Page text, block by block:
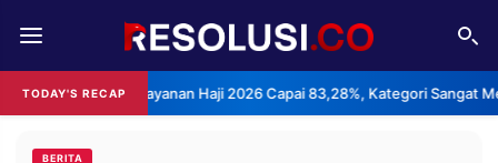
TODAY'S RECAP
Layanan Haji 2026 Capai 83,28%, Kategori Sangat Memuaskan.
REDAKSI TENTANG
RESOLUSI IKLAN
BERITA